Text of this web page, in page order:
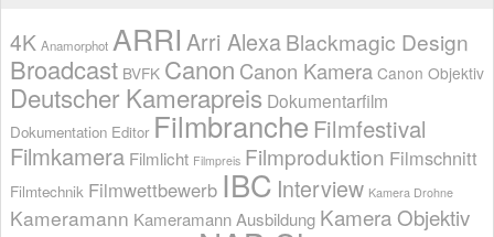
4K Anamorphot ARRI Arri AlexaBlackmagic Design
Broadcast BVFK Canon Canon Kamera Canon Objektiv
Deutscher Kamerapreis Dokumentarfilm
Dokumentation Editor Filmbranche Filmfestival
Filmkamera Filmlicht Filmpreis Filmproduktion Filmschnitt
Filmtechnik Filmwettbewerb IBC Interview Kamera Drohne
Kameramann Kameramann Ausbildung Kamera Objektiv